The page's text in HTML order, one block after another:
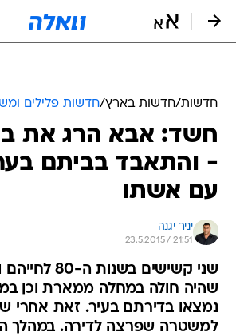
חדשות/חדשות בארץ/חדשות פלילים
חשד: אבא הרג את
- והתאבד בביתם
עם אשתו
יניר יגנה
23.5.2015 / 21:51
שהיה חולה במחלה ממארת וכן
נמצאו בדירתם בעיר. זאת אחרי
למשטרה שפרצה לדירה. במהלך